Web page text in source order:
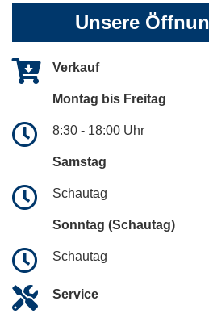
Unsere
Verkauf
Montag bis Freitag
8:30 - 18:00 Uhr
Samstag
Schautag
Sonntag (Schautag)
Schautag
Service